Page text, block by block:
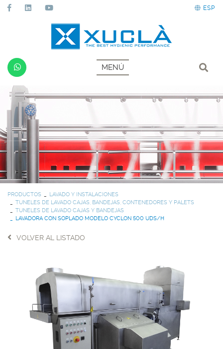
ESP
MENÚ
PRODUCTOS
LAVADO Y INSTALACIONES
TUNELES DE LAVADO CAJAS, BANDEJAS, CONTENEDORES Y PALETS
TUNELES DE LAVADO CAJAS Y BANDEJAS
LAVADORA CON SOPLADO MODELO CYCLON 500 UDS/H
VOLVER AL LISTADO